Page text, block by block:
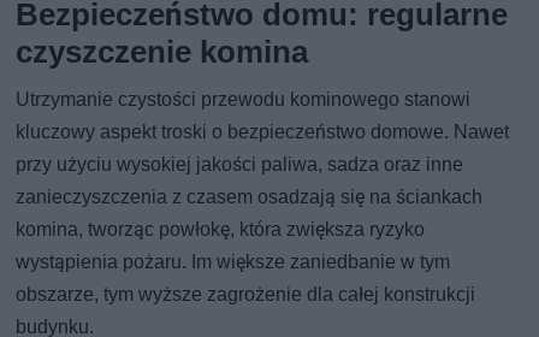
Bezpieczeństwo domu: regularne
czyszczenie komina
Utrzymanie czystości przewodu kominowego stanowi
kluczowy aspekt troski o bezpieczeństwo domowe. Nawet
przy użyciu wysokiej jakości paliwa, sadza oraz inne
zanieczyszczenia z czasem osadzają się na ściankach
komina, tworząc powłokę, która zwiększa ryzyko
wystąpienia pożaru. Im większe zaniedbanie w tym
obszarze, tym wyższe zagrożenie dla całej konstrukcji
budynku.